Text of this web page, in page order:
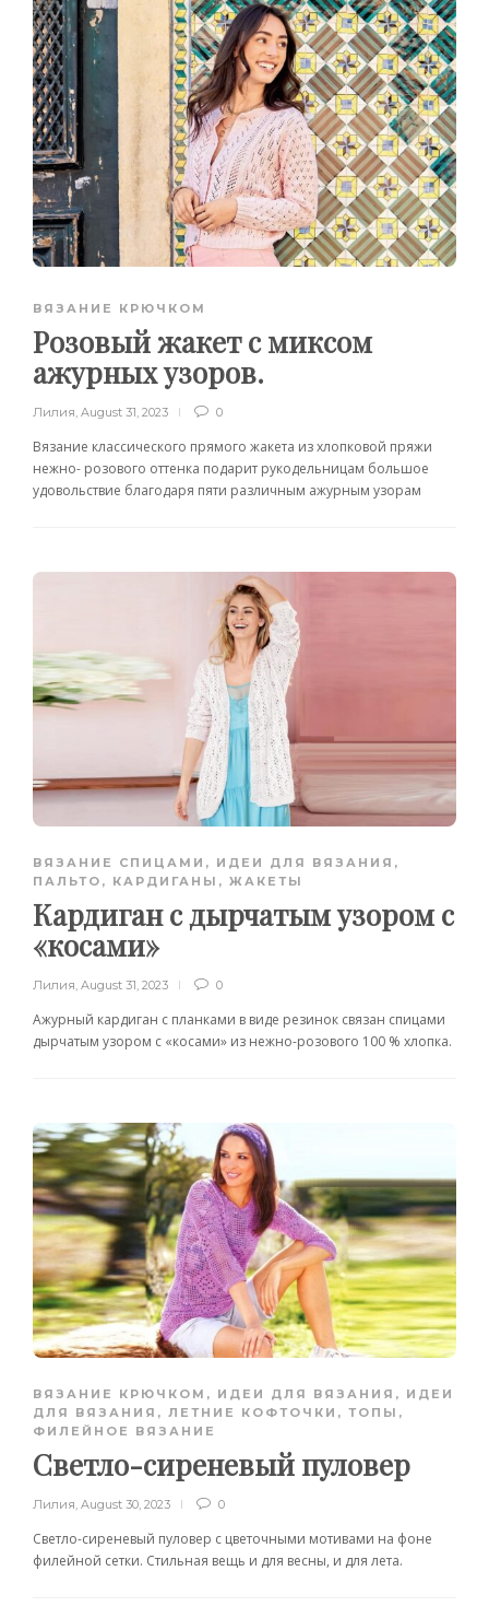
ВЯЗАНИЕ КРЮЧКОМ
Розовый жакет с миксом
ажурных узоров.
Лилия, August 31, 2023 0
Вязание классического прямого жакета из хлопковой пряжи
нежно- розового оттенка подарит рукодельницам большое
удовольствие благодаря пяти различным ажурным узорам
ВЯЗАНИЕ СПИЦАМИ , ИДЕИ ДЛЯ ВЯЗАНИЯ ,
ПАЛЬТО, КАРДИГАНЫ, ЖАКЕТЫ
Кардиган с дырчатым узором с
«косами»
Лилия August 31, 2023 0
Ажурный кардиган с планками в виде резинок связан спицами
дырчатым узором с «косами» из нежно-розового 100 % хлопка.
ВЯЗАНИЕ КРЮЧКОМ , ИДЕИ ДЛЯ ВЯЗАНИЯ , ИДЕИ
ДЛЯ ВЯЗАНИЯ , ЛЕТНИЕ КОФТОЧКИ, ТОПЫ ,
ФИЛЕЙНОЕ ВЯЗАНИЕ
Светло-сиреневый пуловер
Лилия, August 30, 2023 0
Светло-сиреневый пуловер с цветочными мотивами на фоне
филейной сетки. Стильная вещь и для весны, и для лета.